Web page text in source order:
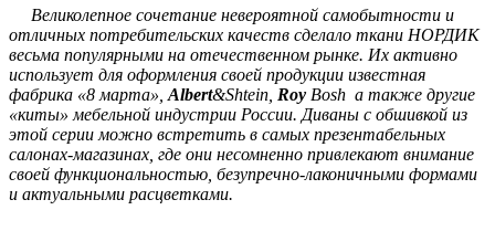
Великолепное сочетание невероятной самобытности и
отличных потребительских качеств сделало ткани НОРДИК
весьма популярными на отечественном рынке. Их активно
использует для оформления своей продукции известная
фабрика «8 марта», Albert&Shtein, Roy Bosh а также другие
«киты» мебельной индустрии России. Диваны с обшивкой из
этой серии можно встретить в самых презентабельных
салонах-магазинах, где они несомненно привлекают внимание
своей функциональностью, безупречно-лаконичными формами
и актуальными расцветками.